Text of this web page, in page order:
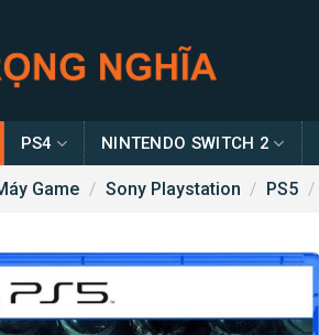
PS4 NINTENDO SWITCH 2
Game / Sony Playstation / PS5 /